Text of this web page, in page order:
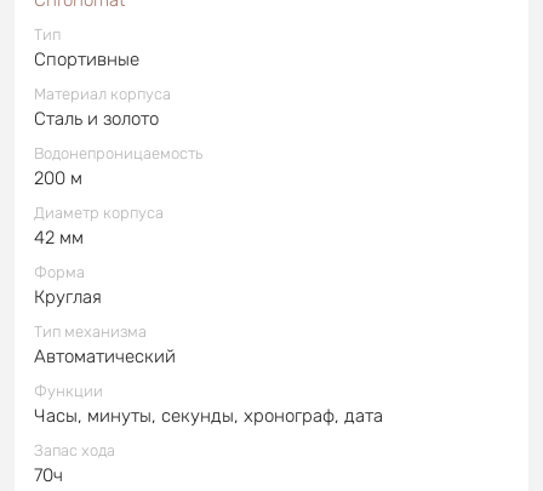
Тип
Спортивные
Материал корпуса
Сталь и золото
Водонепроницаемость
200 м
Диаметр корпуса
42 мм
Форма
Круглая
Тип механизма
Автоматический
Функции
Часы, минуты, секунды, хронограф, дата
Запас хода
70ч